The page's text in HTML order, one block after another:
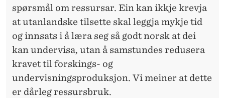
spørsmål om ressursar. Ein kan ikkje krevja
at utanlandske tilsette skal leggja mykje tid
og innsats i å læra seg så godt norsk at dei
kan undervisa, utan å samstundes redusera
kravet til forskings- og
undervisningsproduksjon. Vi meiner at dette
er dårleg ressursbruk.